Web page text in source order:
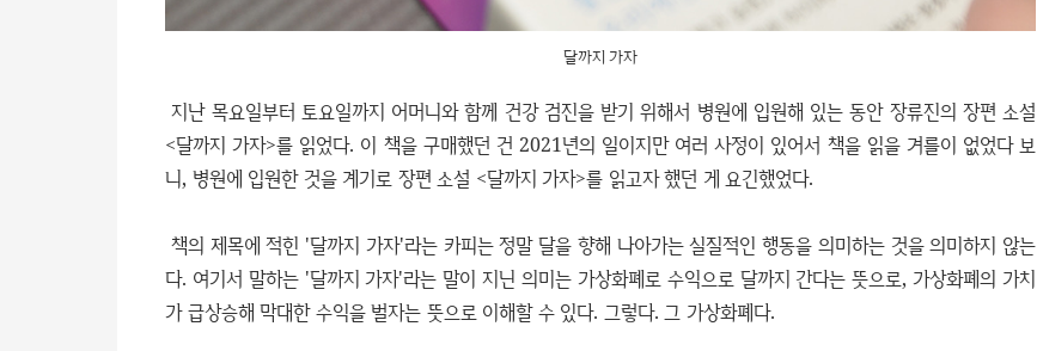
달까지 가자
지난 목요일부터 토요일까지 어머니와 함께 건강 검진을 받기 위해서 병원에 입원해 있는 동안 장류진의 장편 소설
<달까지 가자>를 읽었다. 이 책을 구매했던 건 2021년의 일이지만 여러 사정이 있어서 책을 읽을 겨를이 없었다 보
니, 병원에 입원한 것을 계기로 장편 소설 <달까지 가자>를 읽고자 했던 게 요긴했었다.
책의 제목에 적힌 '달까지 가자'라는 카피는 정말 달을 향해 나아가는 실질적인 행동을 의미하는 것을 의미하지 않는
다. 여기서 말하는 '달까지 가자'라는 말이 지닌 의미는 가상화폐로 수익으로 달까지 간다는 뜻으로, 가상화폐의 가치
가 급상승해 막대한 수익을 벌자는 뜻으로 이해할 수 있다. 그렇다. 그 가상화폐다.